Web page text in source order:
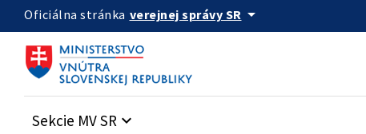
Preskocit na hlavný obsah
Oficiálna stránka verejnej správy SR arrow_drop_down
Sekcie MV SR keyboard_arrow_down